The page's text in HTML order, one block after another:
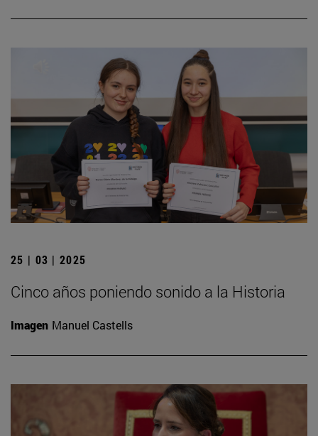
25 | 03 | 2025
Cinco años poniendo sonido a la Historia
Imagen Manuel Castells